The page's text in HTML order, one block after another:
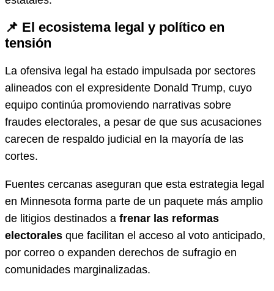
📌 El ecosistema legal y político en
tensión
La ofensiva legal ha estado impulsada por sectores
alineados con el expresidente Donald Trump, cuyo
equipo continúa promoviendo narrativas sobre
fraudes electorales, a pesar de que sus acusaciones
carecen de respaldo judicial en la mayoría de las
cortes.
Fuentes cercanas aseguran que esta estrategia legal
en Minnesota forma parte de un paquete más amplio
de litigios destinados a frenar las reformas
electorales que facilitan el acceso al voto anticipado,
por correo o expanden derechos de sufragio en
comunidades marginalizadas.